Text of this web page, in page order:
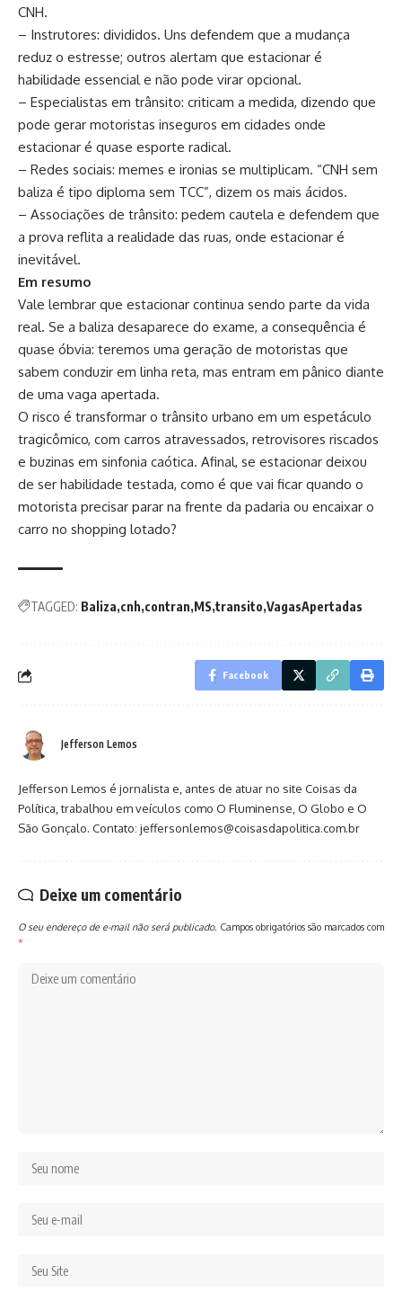
CNH.
– Instrutores: divididos. Uns defendem que a mudança
reduz o estresse; outros alertam que estacionar é
habilidade essencial e não pode virar opcional.
– Especialistas em trânsito: criticam a medida, dizendo que
pode gerar motoristas inseguros em cidades onde
estacionar é quase esporte radical.
– Redes sociais: memes e ironias se multiplicam. “CNH sem
baliza é tipo diploma sem TCC”, dizem os mais ácidos.
– Associações de trânsito: pedem cautela e defendem que
a prova reflita a realidade das ruas, onde estacionar é
inevitável.
Em resumo
Vale lembrar que estacionar continua sendo parte da vida
real. Se a baliza desaparece do exame, a consequência é
quase óbvia: teremos uma geração de motoristas que
sabem conduzir em linha reta, mas entram em pânico diante
de uma vaga apertada.
O risco é transformar o trânsito urbano em um espetáculo
tragicômico, com carros atravessados, retrovisores riscados
e buzinas em sinfonia caótica. Afinal, se estacionar deixou
de ser habilidade testada, como é que vai ficar quando o
motorista precisar parar na frente da padaria ou encaixar o
carro no shopping lotado?
TAGGED: Baliza cnh contran MS transito VagasApertadas
Facebook
Jefferson Lemos
Jefferson Lemos é jornalista e, antes de atuar no site Coisas da
Política, trabalhou em veículos como O Fluminense, O Globo e O
São Gonçalo. Contato: jeffersonlemos@coisasdapolitica.com.br
Deixe um comentário
O seu endereço de e-mail não será publicado. Campos obrigatórios são marcados com
*